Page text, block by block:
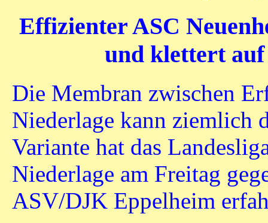
Effizienter ASC
und klettert auf
Die Membran zwischen
Niederlage kann ziemlich
Variante hat das
Niederlage am Freitag
ASV/DJK Eppelheim